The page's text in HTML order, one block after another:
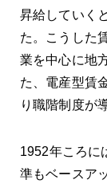
昇給していく
た。こうした
業を中心に地
た、電産型賃
り職階制度が
1952年ころに
準もベースア